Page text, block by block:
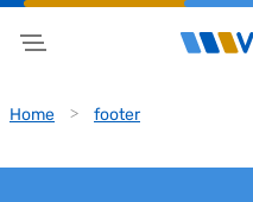
Home footer